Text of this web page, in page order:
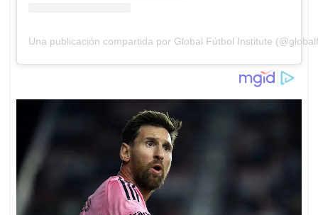
Una publicación compartida por Global Fútbol Institute